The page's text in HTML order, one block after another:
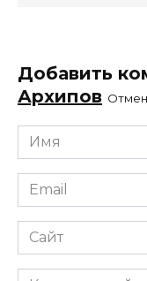
Добавить
Архипов
Имя
*
Email
*
Сайт